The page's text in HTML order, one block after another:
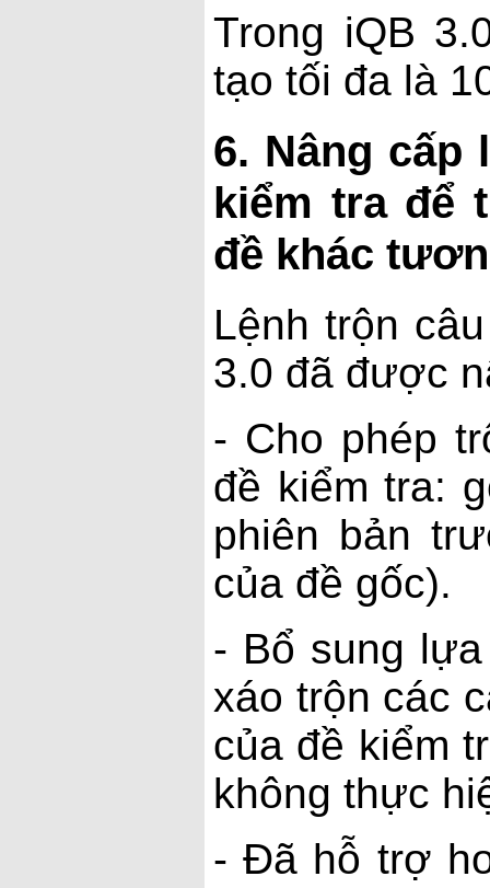
Trong iQB
tạo tối đa là
6. Nâng cấp
kiểm tra để
đề khác
Lệnh trộn
3.0 đã được
- Cho phép
đề kiểm tra:
phiên bản
của đề gốc).
- Bổ sung
xáo trộn các
của đề kiểm
không thực
- Đã hỗ trợ